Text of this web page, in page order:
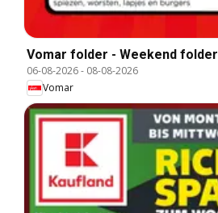
Vomar folder - Weekend folder
06-08-2026- 08-08-2026
Vomar